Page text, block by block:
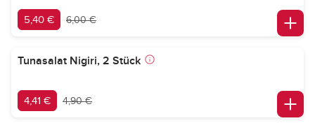
5,40 € 6,00 €
Tunasalat Nigiri, 2 Stück
4,41 € 4,90 €